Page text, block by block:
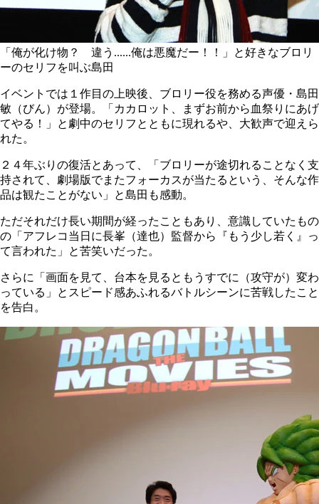
「俺が化け物？ 違う......俺は悪魔だー！！」と好きなブロリ
ーのセリフを叫ぶ島田
イベントでは１作目の上映後、ブロリー役を務める声優・島田
敏（びん）が登場。「カカロット、まずお前から血祭りにあげ
てやる！」と劇中のセリフとともに現れるや、大歓声で迎えら
れた。
２４年ぶりの復活とあって、「ブロリーが途切れることなく支
持されて、劇場版でまたフォーカスが当たるという、そんな作
品は観たことがない」と島田も感動。
ただそれだけ長い期間が経ったこともあり、意識していたもの
の「アフレコ当日に長峯（達也）監督から『もう少し若く』っ
て言われた」と苦笑いだった。
さらに「画面を見て、台本を見るともうすでに（攻守が）変わ
っている」とスピード感あふれるバトルシーンに苦戦したこと
を告白。